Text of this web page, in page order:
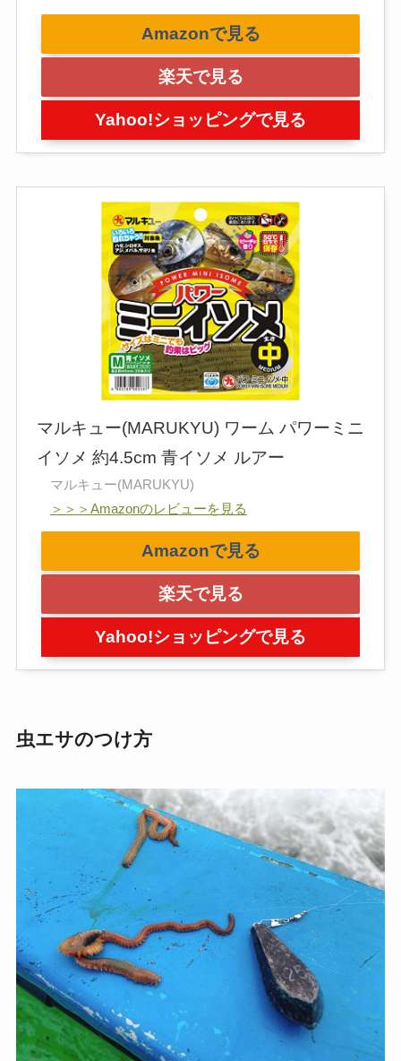
Amazonで見る
楽天で見る
Yahoo!ショッピングで見る
マルキュー(MARUKYU) ワーム パワーミニ
イソメ 約4.5cm 青イソメ ルアー
マルキュー(MARUKYU)
＞＞＞Amazonのレビューを見る
Amazonで見る
楽天で見る
Yahoo!ショッピングで見る
虫エサのつけ方